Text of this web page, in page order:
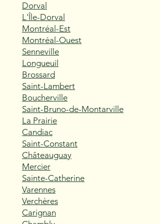
Dorval
L'Île-Dorval
Montréal-Est
Montréal-Ouest
Senneville
Longueuil
Brossard
Saint-Lambert
Boucherville
Saint-Bruno-de-Montarville
La Prairie
Candiac
Saint-Constant
Châteauguay
Mercier
Sainte-Catherine
Varennes
Verchères
Carignan